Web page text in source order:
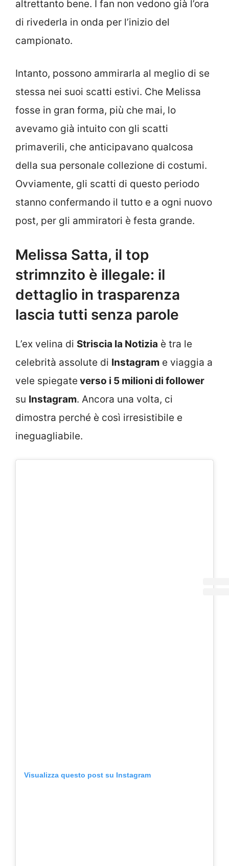
altrettanto bene. I fan non vedono già l’ora
di rivederla in onda per l’inizio del
campionato.
Intanto, possono ammirarla al meglio di se
stessa nei suoi scatti estivi. Che Melissa
fosse in gran forma, più che mai, lo
avevamo già intuito con gli scatti
primaverili, che anticipavano qualcosa
della sua personale collezione di costumi.
Ovviamente, gli scatti di questo periodo
stanno confermando il tutto e a ogni nuovo
post, per gli ammiratori è festa grande.
Melissa Satta, il top
strimnzito è illegale: il
dettaglio in trasparenza
lascia tutti senza parole
L’ex velina di Striscia la Notizia è tra le
celebrità assolute di Instagram e viaggia a
vele spiegate verso i 5 milioni di follower
su Instagram. Ancora una volta, ci
dimostra perché è così irresistibile e
ineguagliabile.
Visualizza questo post su Instagram